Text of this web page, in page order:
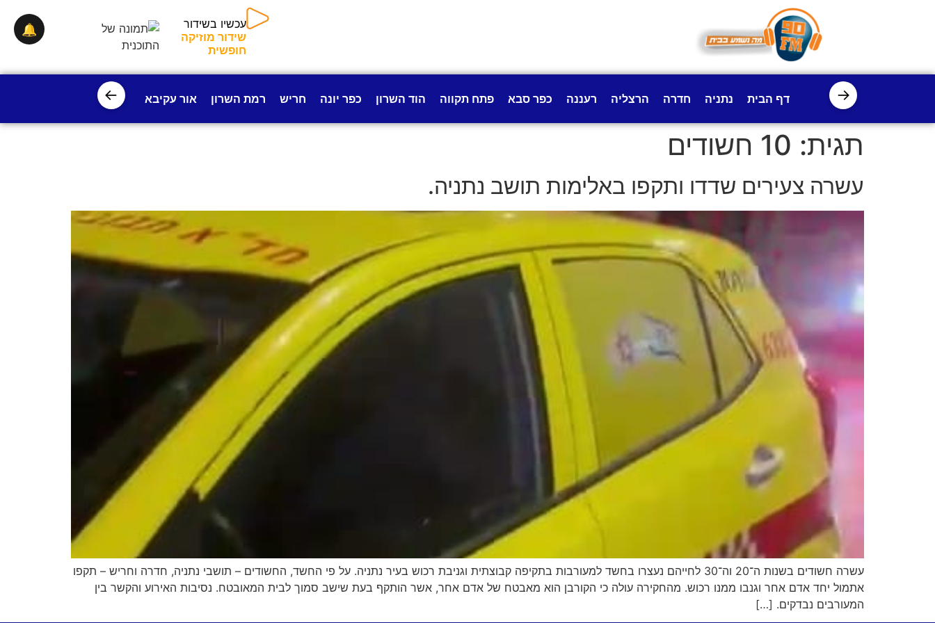
עכשיו בשידור
שידור מוזיקה
חופשית
→ דף הבית נתניה חדרה הרצליה רעננה כפר סבא פתח תקווה הוד השרון כפר יונה חריש רמת השרון אור עקיבא פרדס חנה
←
תגית: 10 חשודים
עשרה צעירים שדדו ותקפו באלימות תושב נתניה.
עשרה חשודים בשנות ה־20 וה־30 לחייהם נעצרו בחשד למעורבות בתקיפה קבוצתית וגניבת רכוש בעיר נתניה. על פי החשד, החשודים – תושבי נתניה, חדרה וחריש – תקפו
אתמול יחד אדם אחר וגנבו ממנו רכוש. מהחקירה עולה כי הקורבן הוא מאבטח של אדם אחר, אשר הותקף בעת שישב סמוך לבית המאובטח. נסיבות האירוע והקשר בין
המעורבים נבדקים. […]
🔔